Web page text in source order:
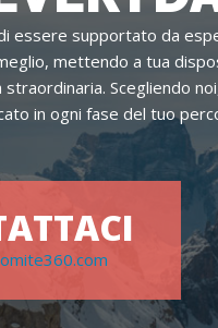
essere supportato da
mettendo a tua
Scegliendo
in ogni fase del tuo